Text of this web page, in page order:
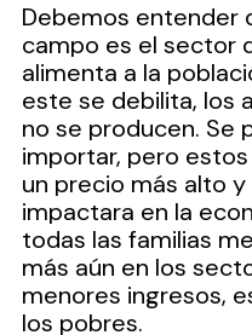
Debemos entender
campo es el sector
alimenta a la
este se debilita, los
no se producen. Se
importar, pero
un precio más alto
impactara en la
todas las familias
más aún en los
menores ingresos,
los pobres.